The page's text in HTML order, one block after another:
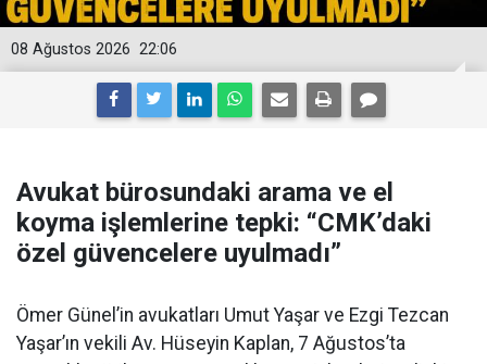
22:06
08 Ağustos 2026
Avukat bürosundaki arama ve el
koyma işlemlerine tepki: “CMK’daki
özel güvencelere uyulmadı”
Ömer Günel’in avukatları Umut Yaşar ve Ezgi Tezcan
Yaşar’ın vekili Av. Hüseyin Kaplan, 7 Ağustos’ta